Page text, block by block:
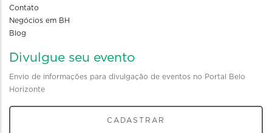
Contato
Negócios em BH
Blog
Divulgue seu evento
Envio de informações para divulgação de eventos no Portal Belo
Horizonte
CADASTRAR